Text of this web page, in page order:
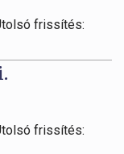
frissítés:
frissítés: